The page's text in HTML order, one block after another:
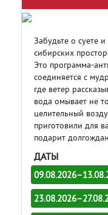
Забудьте о суете
сибирских
Это программа-
соединяется с
где ветер
вода омывает не
целительный
приготовили для
подарит
ДАТЫ